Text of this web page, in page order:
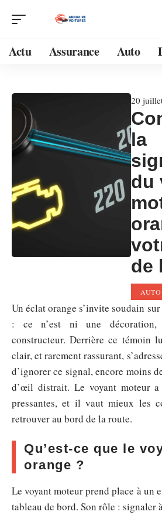
Actu Assurance Auto
20
la
du
de
AUTO
Un éclat orange s’invite soudain
: ce n’est ni une
constructeur. Derrière ce témoin
clair, et rarement rassurant,
d’ignorer ce signal, encore moins
d’œil distrait. Le voyant moteur a
pressantes, et il vaut mieux les
retrouver au bord de la route.
Qu’est-ce que le
orange ?
Le voyant moteur prend place à un
tableau de bord. Son rôle : signaler